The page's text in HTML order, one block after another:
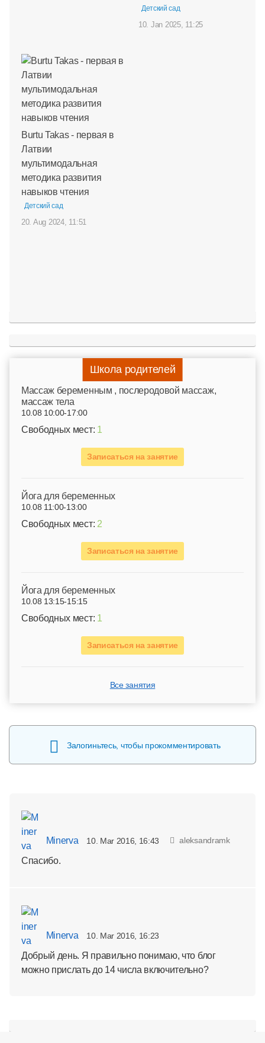
Детский сад
10. Jan 2025, 11:25
Burtu Takas - первая в
Латвии
мультимодальная
методика развития
навыков чтения
Детский сад
20. Aug 2024, 11:51
Школа родителей
Mассаж беременным , послеродовой массаж,
массаж тела
10.08 10:00-17:00
Свободных мест: 1
Записаться на занятие
Йога для беременных
10.08 11:00-13:00
Свободных мест: 2
Записаться на занятие
Йога для беременных
10.08 13:15-15:15
Свободных мест: 1
Записаться на занятие
Все занятия
Залогиньтесь, чтобы прокомментировать
Minerva 10. Mar 2016, 16:43 aleksandramk
Спасибо.
Minerva 10. Mar 2016, 16:23
Добрый день. Я правильно понимаю, что блог
можно прислать до 14 числа включительно?